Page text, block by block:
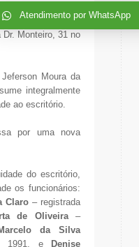
Jeferson Moura
para
Monteiro, 31 no
Moura da
integralmente
ao escritório.
por uma nova
do escritório,
os funcionários:
Claro – registrada
de Oliveira–
da Silva
1991, e Denise
Atendimento por WhatsApp